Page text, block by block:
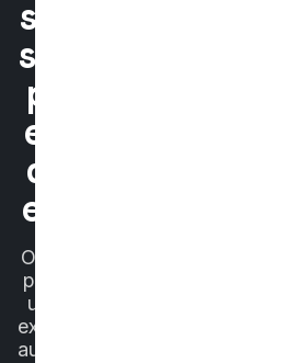
ser
sur
pr
en
dr
e ?
Opte
pour
une
expérience
authentique